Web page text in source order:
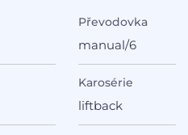
Převodovka
manual/6
Karosérie
liftback